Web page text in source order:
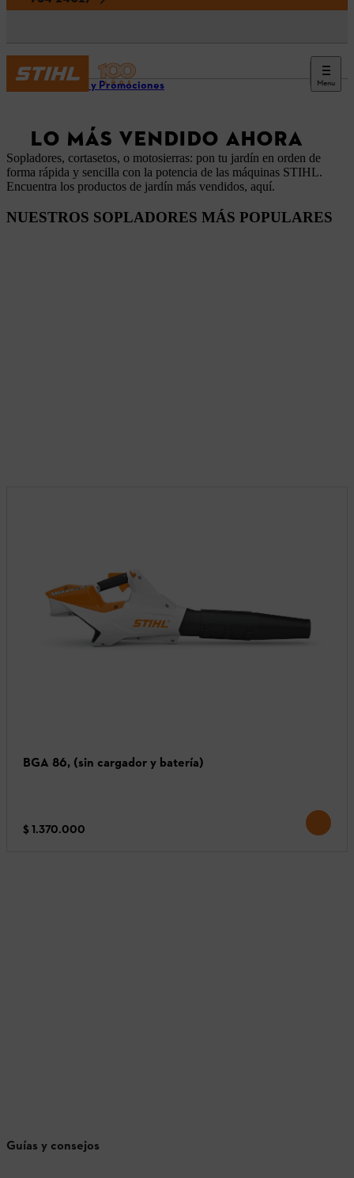
Menu
Ofertas y Promociones
LO MÁS VENDIDO AHORA
Sopladores, cortasetos, o motosierras: pon tu jardín en orden de
forma rápida y sencilla con la potencia de las máquinas STIHL.
Encuentra los productos de jardín más vendidos, aquí.
NUESTROS SOPLADORES MÁS POPULARES
BGA 86, (sin cargador y batería)
$ 1.370.000
Guías y consejos